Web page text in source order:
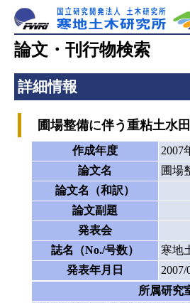
論文・刊行物検索
詳細情報
圃場整備に伴う重粘土水
作成年度
2007
論文名
圃場
論文名（和訳）
論文副題
発表会
誌名（No./号数）
寒地
発表年月日
2007/
所属研究